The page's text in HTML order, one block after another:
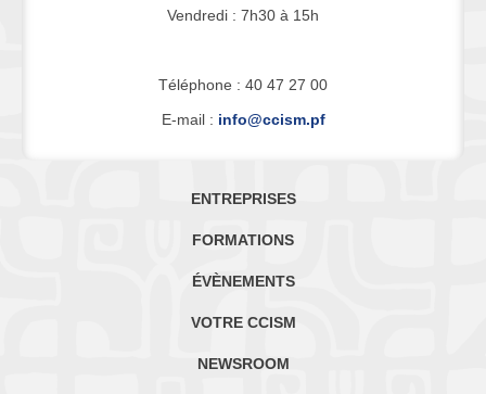
Vendredi : 7h30 à 15h
Téléphone : 40 47 27 00
E-mail : info@ccism.pf
ENTREPRISES
FORMATIONS
ÉVÈNEMENTS
VOTRE CCISM
NEWSROOM